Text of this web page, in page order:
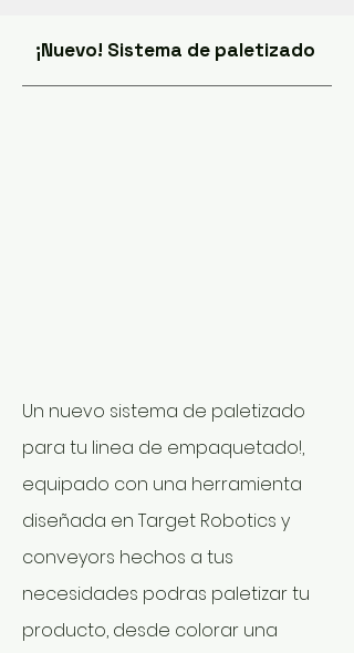
¡Nuevo! Sistema de paletizado
Un nuevo sistema de paletizado
para tu linea de empaquetado!,
equipado con una herramienta
diseñada en Target Robotics y
conveyors hechos a tus
necesidades podras paletizar tu
producto, desde colorar una